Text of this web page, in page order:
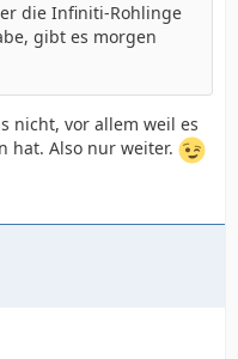
die Infiniti-Rohlinge
gibt es morgen
nicht, vor allem weil es
hat. Also nur weiter.